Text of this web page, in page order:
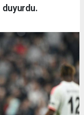
duyurdu.